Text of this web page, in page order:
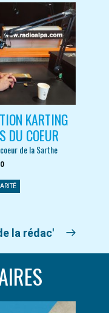
KARTING
DU COEUR
de la Sarthe
la rédac'